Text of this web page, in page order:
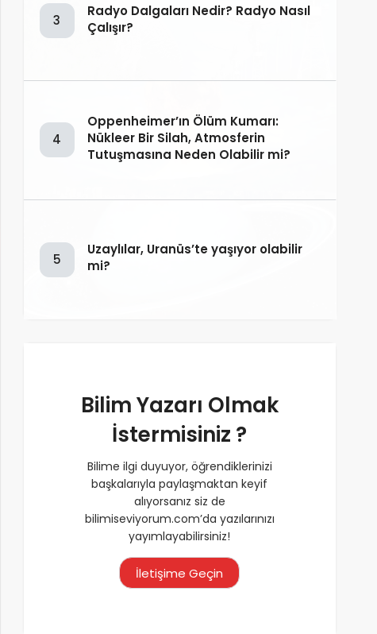
3
Radyo Dalgaları Nedir? Radyo Nasıl
Çalışır?
4
Oppenheimer’ın Ölüm Kumarı:
Nükleer Bir Silah, Atmosferin
Tutuşmasına Neden Olabilir mi?
5
Uzaylılar, Uranüs’te yaşıyor olabilir
mi?
Bilim Yazarı Olmak
İstermisiniz ?
Bilime ilgi duyuyor, öğrendiklerinizi
başkalarıyla paylaşmaktan keyif
alıyorsanız siz de
bilimiseviyorum.com’da yazılarınızı
yayımlayabilirsiniz!
İletişime Geçin